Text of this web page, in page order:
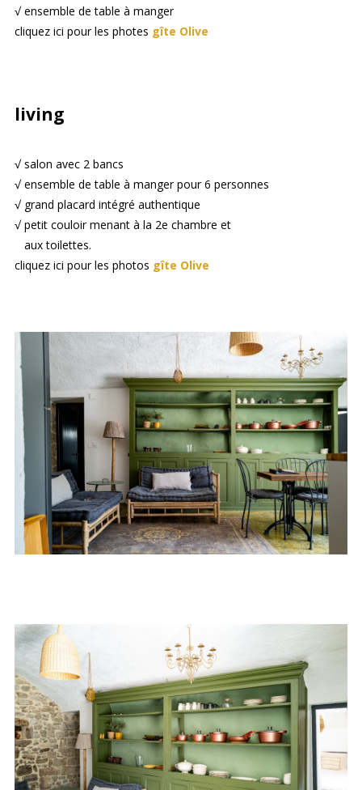
√ ensemble de table à manger
cliquez ici pour les photes gîte Olive
living
√ salon avec 2 bancs
√ ensemble de table à manger pour 6 personnes
√ grand placard intégré authentique
√ petit couloir menant à la 2e chambre et
aux toilettes.
cliquez ici pour les photos gîte Olive